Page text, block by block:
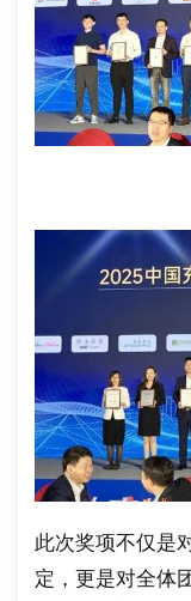
此次奖项不仅是
定，更是对全体